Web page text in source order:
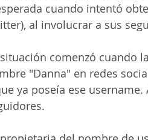
cuando intentó
al involucrar a sus
comenzó cuando
"Danna" en redes
ya poseía ese